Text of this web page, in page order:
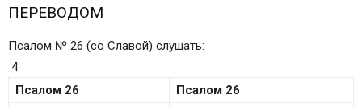
Толкование Псалма 26
Сведения о псалме 26
В каких случаях читают
ПЕРЕВОДОМ
Псалом № 26 (со Славой) слушать:
4
Псалом 26
Псалом 26